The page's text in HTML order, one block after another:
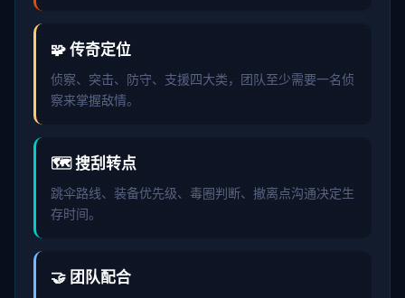
🧩 传奇定位
侦察、突击、防守、支援四大类，团队至少需要一名侦
察来掌握敌情。
🗺️ 搜刮转点
跳伞路线、装备优先级、毒圈判断、撤离点沟通决定生
存时间。
🤝 团队配合